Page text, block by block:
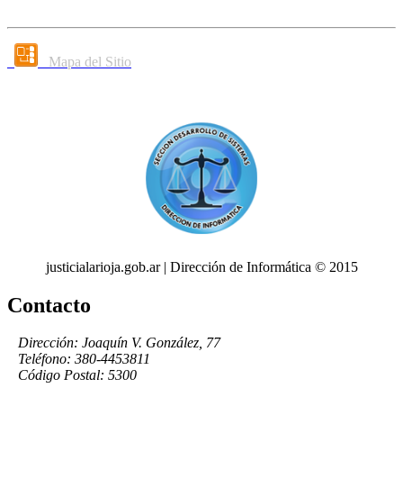
Mapa del Sitio
justicialarioja.gob.ar | Dirección de Informática © 2015
Contacto
Dirección: Joaquín V. González, 77
Teléfono: 380-4453811
Código Postal: 5300